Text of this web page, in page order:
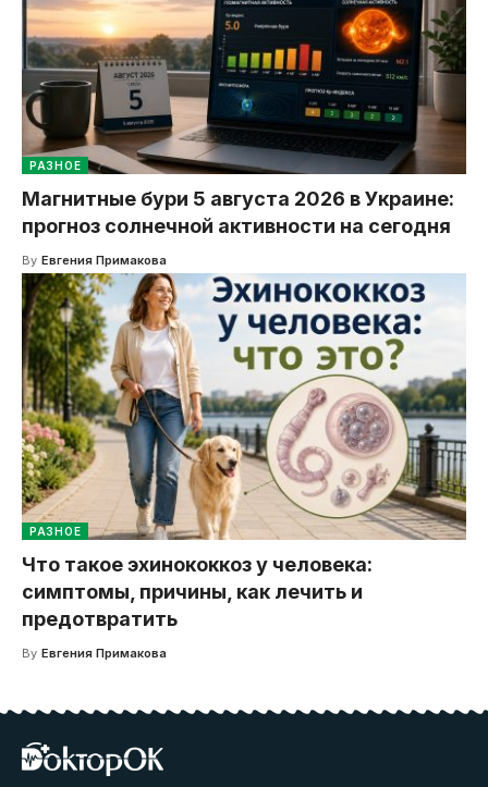
РАЗНОЕ
Магнитные бури 5 августа 2026 в Украине:
прогноз солнечной активности на сегодня
By Евгения Примакова
РАЗНОЕ
Что такое эхинококкоз у человека:
симптомы, причины, как лечить и
предотвратить
By Евгения Примакова